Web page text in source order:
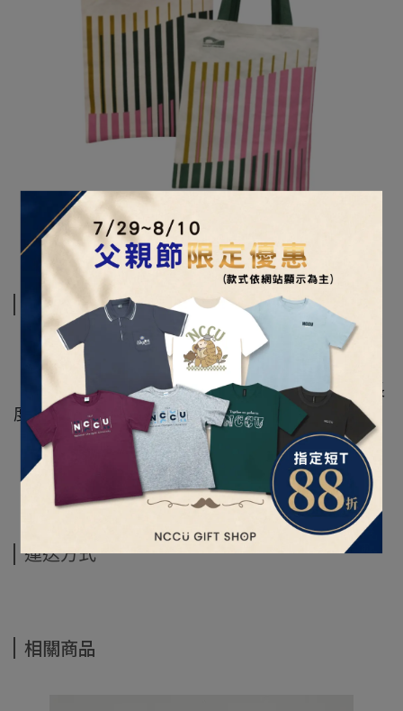
規格說明
【顏色】原色+彩色印刷(兩面顏色不同)
【材質】帆布
【尺寸】寬31x高36cm（可容納A4，高度不含背帶長
度）
【背帶高度】26cm
【細節】背帶不可調
【備註】手工測量 誤差值1-3公分
運送方式
相關商品